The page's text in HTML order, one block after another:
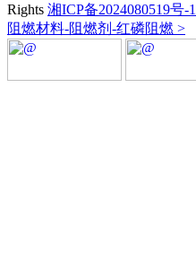
Rights 湘ICP备2024080519号-1
阻燃材料-阻燃剂-红磷阻燃 >